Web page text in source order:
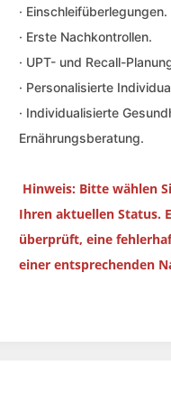
·
· Erste Nachkontrollen.
· UPT- und Recall-
· Personalisierte
· Individualisierte
Ernährungsberatung.
Hinweis: Bitte wählen
Ihren aktuellen Status.
überprüft, eine
einer entsprechenden